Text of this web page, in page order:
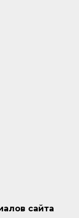
сайта